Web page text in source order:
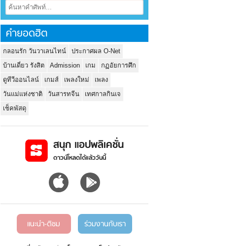
คำยอดฮิต
กลอนรัก วันวาเลนไทน์
ประกาศผล O-Net
บ้านเดี่ยว รังสิต
Admission เกม
กฏอัยการศึก
ดูทีวีออนไลน์
เกมส์ เพลงใหม่
เพลง
วันแม่แห่งชาติ
วันสารทจีน
เทศกาลกินเจ
เช็คพัสดุ
สนุก แอปพลิเคชั่น
ดาวน์โหลดได้แล้ววันนี้
แนะนำ-ติชม ร่วมงานกับเรา